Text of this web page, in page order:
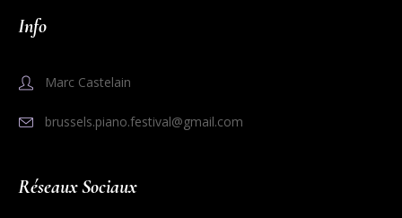
Info
Marc Castelain
brussels.piano.festival@gmail.com
Réseaux Sociaux